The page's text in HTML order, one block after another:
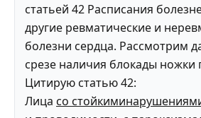
статьей 42 Расписания
другие ревматические и
болезни сердца. Рассмотрим
срезе наличия блокады ножки
Цитирую статью 42:
Лица со